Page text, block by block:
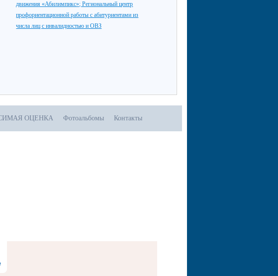
движения «Абилимпикс»; Региональный центр
профориентационной работы с абитуриентами из
числа лиц с инвалидностью и ОВЗ
ОЦЕНКА Фотоальбомы Контакты